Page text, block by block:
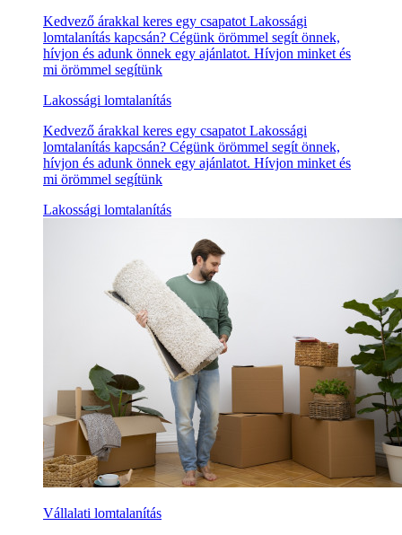
Kedvező árakkal keres egy csapatot Lakossági
lomtalanítás kapcsán? Cégünk örömmel segít önnek,
hívjon és adunk önnek egy ajánlatot. Hívjon minket és
mi örömmel segítünk
Lakossági lomtalanítás
Kedvező árakkal keres egy csapatot Lakossági
lomtalanítás kapcsán? Cégünk örömmel segít önnek,
hívjon és adunk önnek egy ajánlatot. Hívjon minket és
mi örömmel segítünk
Lakossági lomtalanítás
Vállalati lomtalanítás